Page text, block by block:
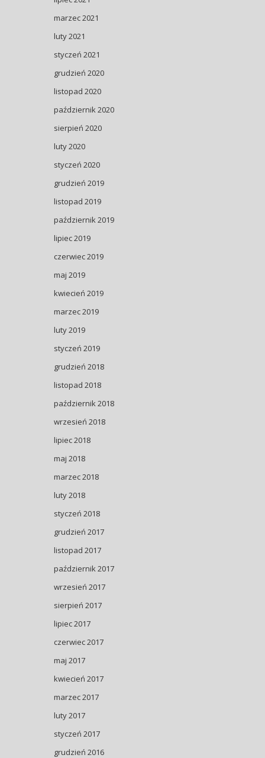
marzec 2021
luty 2021
styczeń 2021
grudzień 2020
listopad 2020
październik 2020
sierpień 2020
luty 2020
styczeń 2020
grudzień 2019
listopad 2019
październik 2019
lipiec 2019
czerwiec 2019
maj 2019
kwiecień 2019
marzec 2019
luty 2019
styczeń 2019
grudzień 2018
listopad 2018
październik 2018
wrzesień 2018
lipiec 2018
maj 2018
marzec 2018
luty 2018
styczeń 2018
grudzień 2017
listopad 2017
październik 2017
wrzesień 2017
sierpień 2017
lipiec 2017
czerwiec 2017
maj 2017
kwiecień 2017
marzec 2017
luty 2017
styczeń 2017
grudzień 2016